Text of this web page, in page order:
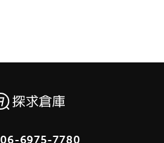
06-6975-7780